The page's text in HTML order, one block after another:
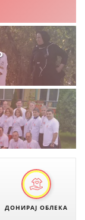
КАТАСТРОФИ
ДОНИРАЈ ОБЛЕКА